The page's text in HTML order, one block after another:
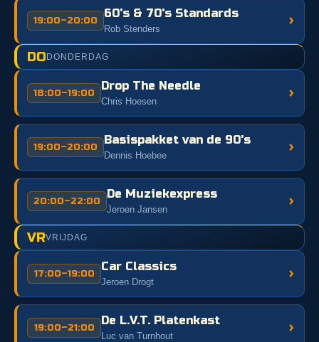
19:00–20:00
60's & 70's Standards
Rob Stenders
›
DODONDERDAG
18:00–19:00
Drop The Needle
Chris Hoesen
›
19:00–20:00
Basispakket van de 90's
Dennis Hoebee
›
20:00–22:00
De Muziekexpress
Jeroen Jansen
›
VRVRIJDAG
17:00–19:00
Car Classics
Jeroen Drogt
›
19:00–21:00
De L.V.T. Platenkast
Luc van Turnhout
›